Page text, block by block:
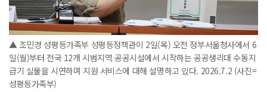
▲ 조민경 성평등가족부 성평등정책관이 2일(목) 오전 정부서울청사에서 6
일(월)부터 전국 12개 시범지역 공공시설에서 시작하는 공공생리대 수동지
급기 실물을 시연하며 지원 서비스에 대해 설명하고 있다. 2026.7.2 (사진=
성평등가족부)